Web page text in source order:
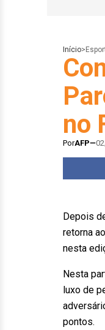
Início>
no
PorAFP
Depois
retorna
nesta
Nesta
luxo de
pontos.